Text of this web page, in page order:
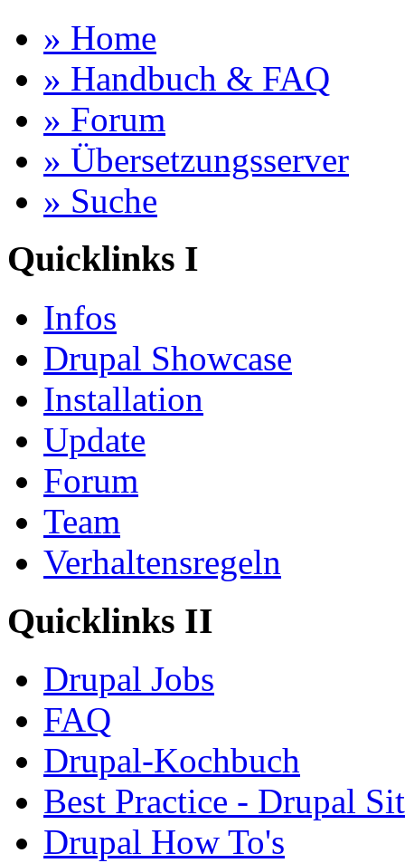
» Home
» Handbuch & FAQ
» Forum
» Übersetzungsserver
» Suche
Quicklinks I
Infos
Drupal Showcase
Installation
Update
Forum
Team
Verhaltensregeln
Quicklinks II
Drupal Jobs
FAQ
Drupal-Kochbuch
Best Practice - Drupal
Drupal How To's